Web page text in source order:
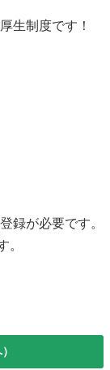
生制度です！
録が必要です。
。